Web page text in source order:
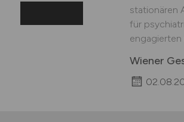
stationären
für
engagierten
Wiener